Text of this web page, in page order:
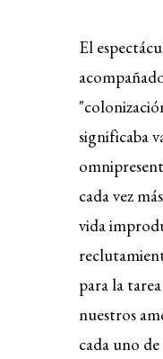
El
significaba
cada vez
vida
para la
nuestros
cada uno